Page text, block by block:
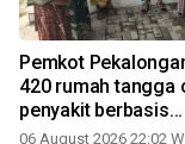
Pemkot
420 rumah tangga
penyakit berbasis
lingkungan
06 August 2026 22:02